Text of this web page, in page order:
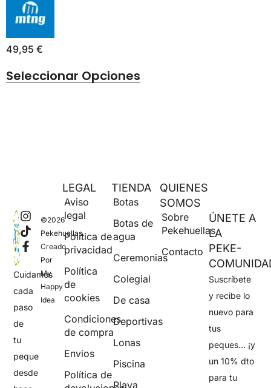
49,95 €
Seleccionar Opciones
Cuidamos
cada
paso
de
tu
peque
desde
©2026
Pekehuellas.
Creado
Por
My
Happy
Idea
QUIENES
SOMOS
Sobre
Pekehuellas
Contacto
TIENDA
Botas
Botas de
agua
Ceremonias
Colegial
De casa
Deportivas
Lonas
Piscina
Playa
LEGAL
Aviso
legal
Política de
privacidad
Política
de
cookies
Condiciones
de compra
Envios
Política de
ÚNETE A
LA
PEKE-
Suscríbete
y recibe lo
nuevo para
tus
peques… ¡y
un 10% dto
para tu